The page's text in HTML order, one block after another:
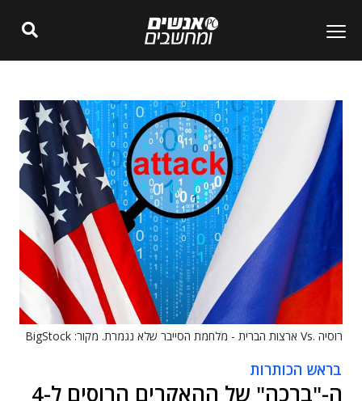
רוסיה .Vs ארצות הברית - מלחמת הסייבר שלא נגמרת. מקור: BigStock
בראש הכותרות
ה-"ברכה" של ההאקרים הרוסים ל-4